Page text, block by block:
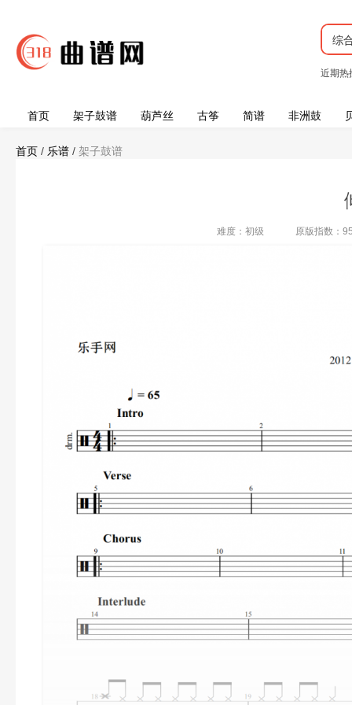
综
近期
首页 架子鼓谱 葫芦丝 古筝 简谱 非洲鼓
首页 / 乐谱 / 架子鼓谱
难度：初级 原版指数：